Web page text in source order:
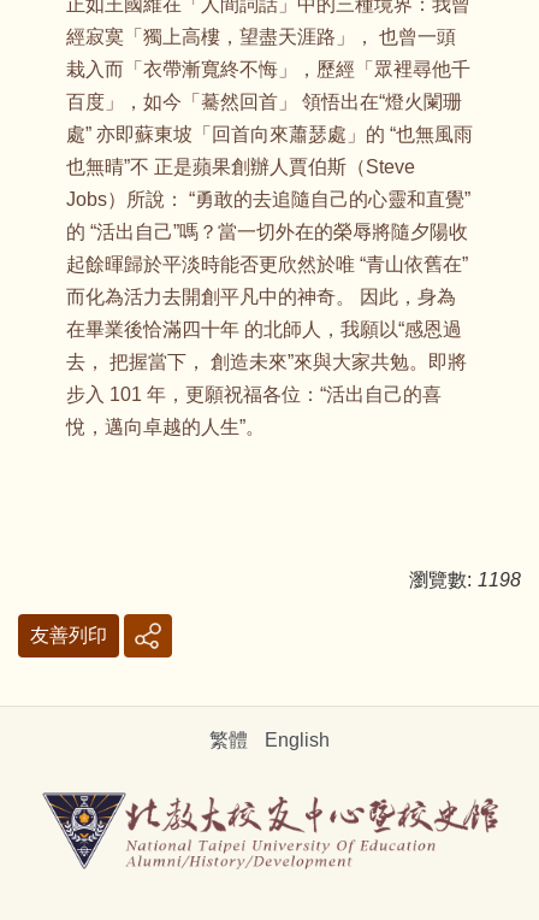
經寂寞「獨上高樓，望盡天涯路」， 也曾一頭
栽入而「衣帶漸寬終不悔」，歷經「眾裡尋他千
百度」，如今「驀然回首」 領悟出在“燈火闌珊
處” 亦即蘇東坡「回首向來蕭瑟處」的 “也無風雨
也無晴”不 正是蘋果創辦人賈伯斯（Steve
Jobs）所說： “勇敢的去追隨自己的心靈和直覺”
的 “活出自己”嗎？當一切外在的榮辱將隨夕陽收
起餘暉歸於平淡時能否更欣然於唯 “青山依舊在”
而化為活力去開創平凡中的神奇。 因此，身為
在畢業後恰滿四十年 的北師人，我願以“感恩過
去， 把握當下， 創造未來”來與大家共勉。即將
步入 101 年，更願祝福各位：“活出自己的喜
悅，邁向卓越的人生”。
瀏覽數: 1198
友善列印
繁體 English